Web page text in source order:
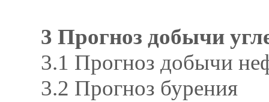
3 Прогноз добычи
3.1 Прогноз добычи
3.2 Прогноз бурения